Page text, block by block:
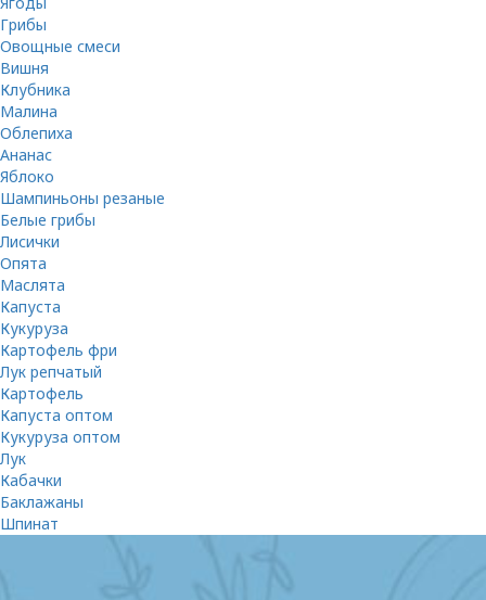
Грибы
Овощные смеси
Вишня
Клубника
Малина
Облепиха
Ананас
Яблоко
Шампиньоны резаные
Белые грибы
Лисички
Опята
Маслята
Капуста
Кукуруза
Картофель фри
Лук репчатый
Картофель
Капуста оптом
Кукуруза оптом
Лук
Кабачки
Баклажаны
Шпинат